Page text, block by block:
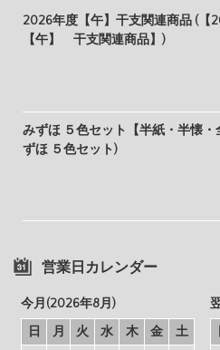
2026年度【午】干支関連商品 (【
【午】 干支関連商品】)
みずほ ５色セット【半紙・半懐・
ずほ ５色セット)
営業日カレンダー
今月(2026年8月)
日
月 火 水 木 金
土